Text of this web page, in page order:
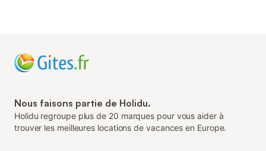
Nous faisons partie de Holidu.
Holidu regroupe plus de 20 marques pour vous aider à
trouver les meilleures locations de vacances en Europe.